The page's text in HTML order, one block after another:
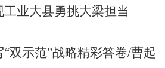
业大县勇挑大梁担当
示范”战略精彩答卷/曹起